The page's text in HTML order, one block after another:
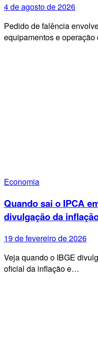
4 de agosto de 2026
Pedido de falência
equipamentos e
Economia
Quando sai o IPCA
divulgação da
19 de fevereiro de 2026
Veja quando o IBGE
oficial da inflação e…